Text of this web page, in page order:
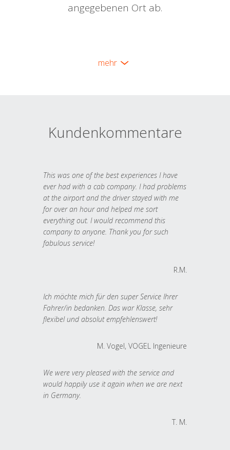
angegebenen Ort ab.
mehr
Kundenkommentare
This was one of the best experiences I have
ever had with a cab company. I had problems
at the airport and the driver stayed with me
for over an hour and helped me sort
everything out. I would recommend this
company to anyone. Thank you for such
fabulous service!
R.M.
Ich möchte mich für den super Service Ihrer
Fahrer/in bedanken. Das war Klasse, sehr
flexibel und absolut empfehlenswert!
M. Vogel, VOGEL Ingenieure
We were very pleased with the service and
would happily use it again when we are next
in Germany.
T. M.